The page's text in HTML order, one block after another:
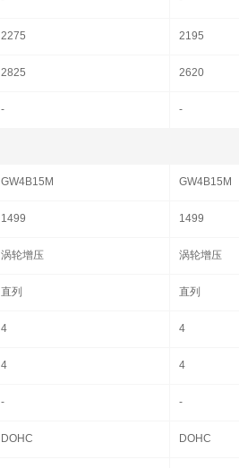
2275 2195
2825 2620
- -
GW4B15M GW4B15M
1499 1499
涡轮增压 涡轮增压
直列 直列
4 4
4 4
- -
DOHC DOHC